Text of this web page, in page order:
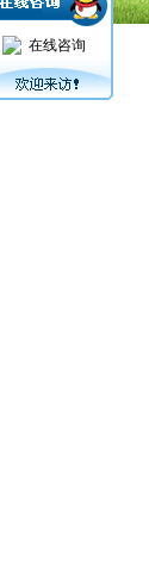
在线咨询